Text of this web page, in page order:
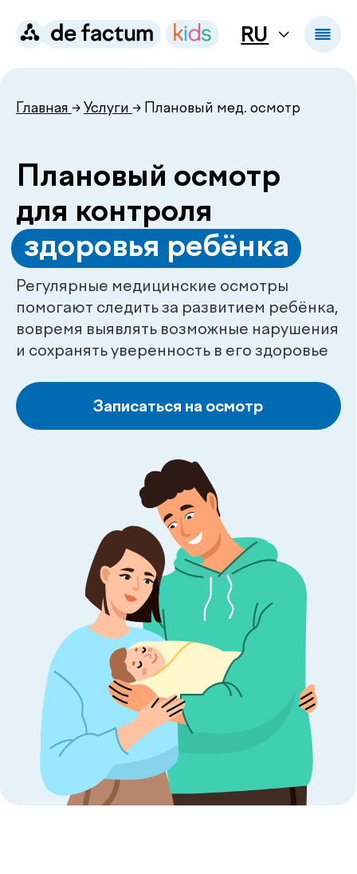
RU
Пн–Пт: 08:00–18:00, Сб: 08:00–16:00
Регулярные медицинские осмотры
помогают следить за развитием ребёнка,
вовремя выявлять возможные нарушения
и сохранять уверенность в его здоровье
для контроля
Записаться на осмотр
процедуре
Диспансеризация (медицинский осмотр) -
это систематический медицинский осмотр,
проводимый с целью оценки и проверки
общего состояния здоровья человека. В
рамках диспансеризации проводятся
лабораторные и инструментальные
обследования, включая проверку основных
показателей здоровья, анализы крови и
мочи, измерение артериального давления, а